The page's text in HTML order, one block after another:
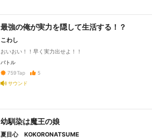
最強の俺が実力を隠して生活する！？
こわし
おいおい！！早く実力出せよ！！
バトル
759Tap
5
サウンド
幼馴染は魔王の娘
夏目心 KOKORONATSUME